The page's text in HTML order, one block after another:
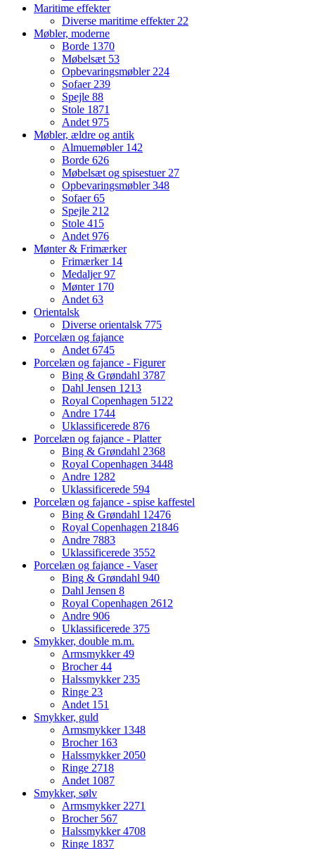
Maritime effekter
Diverse maritime effekter 22
Møbler, moderne
Borde 1370
Møbelsæt 53
Opbevaringsmøbler 224
Sofaer 239
Spejle 88
Stole 1871
Andet 975
Møbler, ældre og antik
Almuemøbler 142
Borde 626
Møbelsæt og spisestuer 27
Opbevaringsmøbler348
Sofaer65
Spejle 212
Stole 415
Andet 976
Mønter & Frimærker
Frimærker 14
Medaljer97
Mønter 170
Andet 63
Orientalsk
Diverse orientalsk 775
Porcelæn og fajance
Andet 6745
Porcelæn og fajance - Figurer
Bing & Grøndahl 3787
Dahl Jensen 1213
Royal Copenhagen 5122
Andre 1744
Uklassificerede 876
Porcelæn og fajance - Platter
Bing & Grøndahl 2368
Royal Copenhagen 3448
Andre 1282
Uklassificerede 594
Porcelæn og fajance - spise kaffestel
Bing & Grøndahl 12476
Royal Copenhagen 21846
Andre 7883
Uklassificerede 3552
Porcelæn og fajance - Vaser
Bing & Grøndahl 940
Dahl Jensen 8
Royal Copenhagen 2612
Andre 906
Uklassificerede 375
Smykker, double m.m.
Armsmykker49
Brocher44
Halssmykker 235
Ringe 23
Andet 151
Smykker, guld
Armsmykker 1348
Brocher 163
Halssmykker 2050
Ringe 2718
Andet 1087
Smykker, sølv
Armsmykker 2271
Brocher 567
Halssmykker4708
Ringe 1837